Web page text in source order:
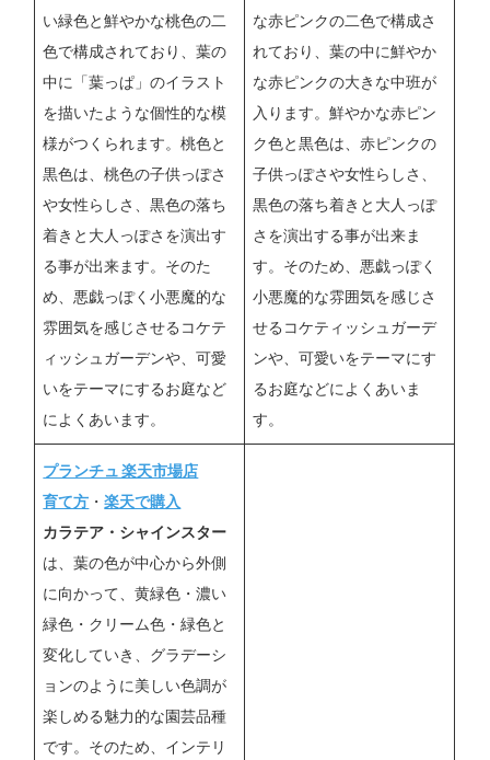
い緑色と鮮やかな桃色の二
色で構成されており、葉の
中に「葉っぱ」のイラスト
を描いたような個性的な模
様がつくられます。桃色と
黒色は、桃色の子供っぽさ
や女性らしさ、黒色の落ち
着きと大人っぽさを演出す
る事が出来ます。そのた
め、悪戯っぽく小悪魔的な
雰囲気を感じさせるコケテ
ィッシュガーデンや、可愛
いをテーマにするお庭など
によくあいます。
な赤ピンクの二色で構成さ
れており、葉の中に鮮やか
な赤ピンクの大きな中班が
入ります。鮮やかな赤ピン
ク色と黒色は、赤ピンクの
子供っぽさや女性らしさ、
黒色の落ち着きと大人っぽ
さを演出する事が出来ま
す。そのため、悪戯っぽく
小悪魔的な雰囲気を感じさ
せるコケティッシュガーデ
ンや、可愛いをテーマにす
るお庭などによくあいま
す。
プランチュ 楽天市場店
育て方 ・楽天で購入
カラテア・シャインスター
は、葉の色が中心から外側
に向かって、黄緑色・濃い
緑色・クリーム色・緑色と
変化していき、グラデーシ
ョンのように美しい色調が
楽しめる魅力的な園芸品種
です。そのため、インテリ